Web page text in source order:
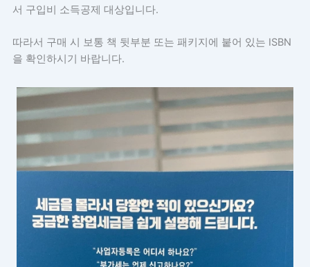
서 구입비 소득공제 대상입니다.
따라서 구매 시 보통 책 뒷부분 또는 패키지에 붙어 있는 ISBN
을 확인하시기 바랍니다.